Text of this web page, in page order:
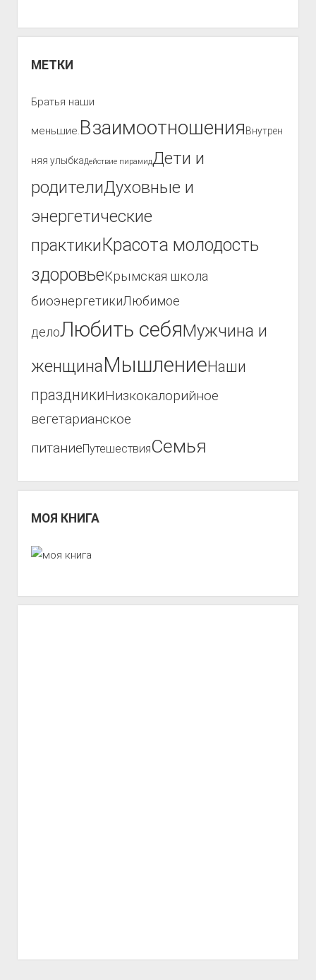
МЕТКИ
Братья наши
меньшие.Взаимоотношения Внутрен
няя улыбкаДействие пирамидДети и
родителиДуховные и
энергетические
практики Красота молодость
здоровьеКрымская школа
биоэнергетикиЛюбимое
делоЛюбить себяМужчина и
женщинаМышлениеНаши
праздникиНизкокалорийное
вегетарианское
питаниеПутешествияСемья
МОЯ КНИГА